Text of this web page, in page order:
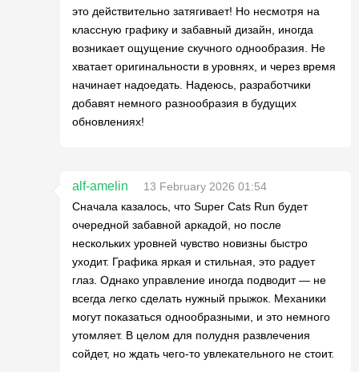
это действительно затягивает! Но несмотря на
классную графику и забавный дизайн, иногда
возникает ощущение скучного однообразия. Не
хватает оригинальности в уровнях, и через время
начинает надоедать. Надеюсь, разработчики
добавят немного разнообразия в будущих
обновлениях!
alf-amelin
13 February 2026 01:54
Сначала казалось, что Super Cats Run будет
очередной забавной аркадой, но после
нескольких уровней чувство новизны быстро
уходит. Графика яркая и стильная, это радует
глаз. Однако управление иногда подводит — не
всегда легко сделать нужный прыжок. Механики
могут показаться однообразными, и это немного
утомляет. В целом для полудня развлечения
сойдет, но ждать чего-то увлекательного не стоит.